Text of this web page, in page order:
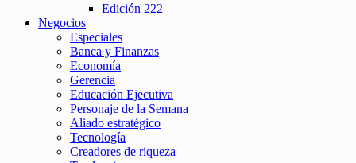
Edición 222
Negocios
Especiales
Banca y Finanzas
Economía
Gerencia
Educación Ejecutiva
Personaje de la Semana
Aliado estratégico
Tecnología
Creadores de riqueza